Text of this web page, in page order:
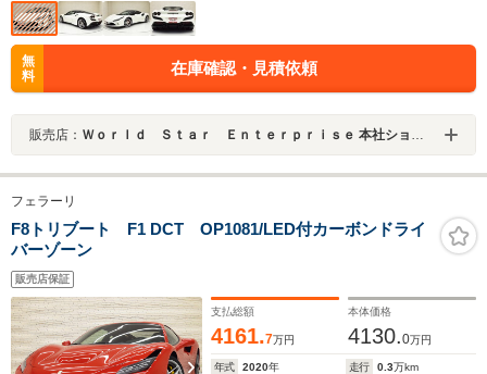
無
料
在庫確認・見積依頼
販売店： Ｗｏｒｌｄ Ｓｔａｒ Ｅｎｔｅｒｐｒｉｓｅ 本社ショールーム
フェラーリ
F8トリブート F1 DCT OP1081/LED付カーボンドライ
バーゾーン
販売店保証
支払総額
4161.7万円
本体価格
4130.0万円
年式 2020年 走行 0.3万km